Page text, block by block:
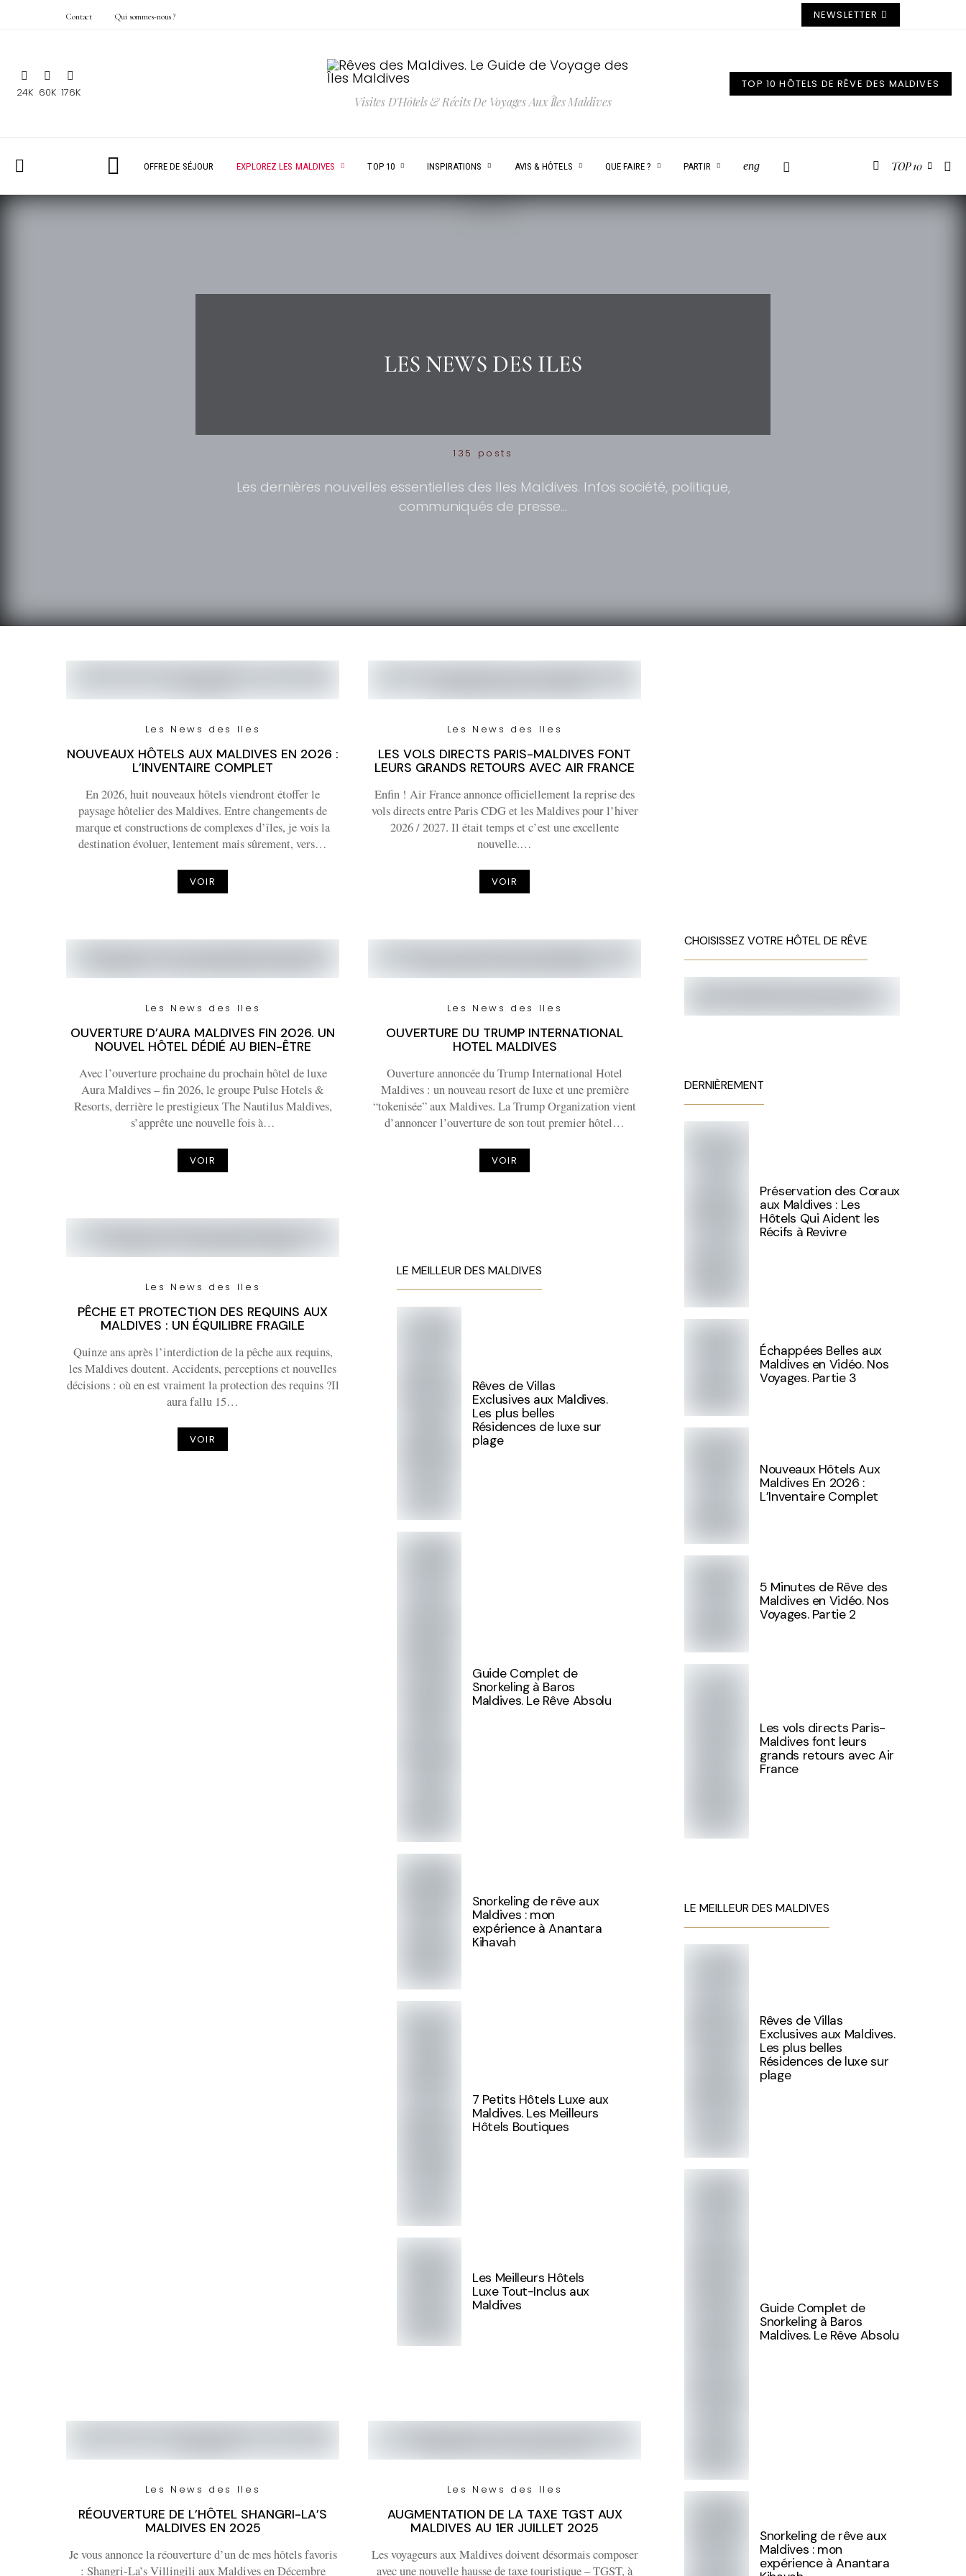
Contact Qui sommes-nous ? NEWSLETTER
24K 60K 176K
Visites D'Hôtels & Récits De Voyages Aux Îles Maldives
TOP 10 HÔTELS DE RÊVE DES MALDIVES
OFFRE DE SÉJOUR EXPLOREZ LES MALDIVES TOP 10 INSPIRATIONS AVIS & HÔTELS QUE FAIRE ? PARTIR eng TOP 10
LES NEWS DES ILES
135 posts
Les dernières nouvelles essentielles des Iles Maldives. Infos société, politique,
communiqués de presse…
Les News des Iles
NOUVEAUX HÔTELS AUX MALDIVES EN 2026 :
L’INVENTAIRE COMPLET
En 2026, huit nouveaux hôtels viendront étoffer le
paysage hôtelier des Maldives. Entre changements de
marque et constructions de complexes d’îles, je vois la
destination évoluer, lentement mais sûrement, vers…
VOIR
Les News des Iles
LES VOLS DIRECTS PARIS-MALDIVES FONT
LEURS GRANDS RETOURS AVEC AIR FRANCE
Enfin ! Air France annonce officiellement la reprise des
vols directs entre Paris CDG et les Maldives pour l’hiver
2026 / 2027. Il était temps et c’est une excellente
nouvelle.…
VOIR
Les News des Iles
OUVERTURE D’AURA MALDIVES FIN 2026. UN
NOUVEL HÔTEL DÉDIÉ AU BIEN-ÊTRE
Avec l’ouverture prochaine du prochain hôtel de luxe
Aura Maldives – fin 2026, le groupe Pulse Hotels &
Resorts, derrière le prestigieux The Nautilus Maldives,
s’apprête une nouvelle fois à…
VOIR
Les News des Iles
OUVERTURE DU TRUMP INTERNATIONAL
HOTEL MALDIVES
Ouverture annoncée du Trump International Hotel
Maldives : un nouveau resort de luxe et une première
“tokenisée” aux Maldives. La Trump Organization vient
d’annoncer l’ouverture de son tout premier hôtel…
VOIR
Les News des Iles
PÊCHE ET PROTECTION DES REQUINS AUX
MALDIVES : UN ÉQUILIBRE FRAGILE
Quinze ans après l’interdiction de la pêche aux requins,
les Maldives doutent. Accidents, perceptions et nouvelles
décisions : où en est vraiment la protection des requins ?Il
aura fallu 15…
VOIR
LE MEILLEUR DES MALDIVES
Rêves de Villas
Exclusives aux Maldives.
Les plus belles
Résidences de luxe sur
plage
Guide Complet de
Snorkeling à Baros
Maldives. Le Rêve Absolu
Snorkeling de rêve aux
Maldives : mon
expérience à Anantara
Kihavah
7 Petits Hôtels Luxe aux
Maldives. Les Meilleurs
Hôtels Boutiques
Les Meilleurs Hôtels
Luxe Tout-Inclus aux
Maldives
Les News des Iles
RÉOUVERTURE DE L’HÔTEL SHANGRI-LA’S
MALDIVES EN 2025
Je vous annonce la réouverture d’un de mes hôtels favoris
: Shangri-La’s Villingili aux Maldives en Décembre
Les News des Iles
AUGMENTATION DE LA TAXE TGST AUX
MALDIVES AU 1ER JUILLET 2025
Les voyageurs aux Maldives doivent désormais composer
avec une nouvelle hausse de taxe touristique – TGST, à
CHOISISSEZ VOTRE HÔTEL DE RÊVE
DERNIÈREMENT
Préservation des Coraux
aux Maldives : Les
Hôtels Qui Aident les
Récifs à Revivre
Échappées Belles aux
Maldives en Vidéo. Nos
Voyages. Partie 3
Nouveaux Hôtels Aux
Maldives En 2026 :
L’Inventaire Complet
5 Minutes de Rêve des
Maldives en Vidéo. Nos
Voyages. Partie 2
Les vols directs Paris-
Maldives font leurs
grands retours avec Air
France
LE MEILLEUR DES MALDIVES
Rêves de Villas
Exclusives aux Maldives.
Les plus belles
Résidences de luxe sur
plage
Guide Complet de
Snorkeling à Baros
Maldives. Le Rêve Absolu
Snorkeling de rêve aux
Maldives : mon
expérience à Anantara